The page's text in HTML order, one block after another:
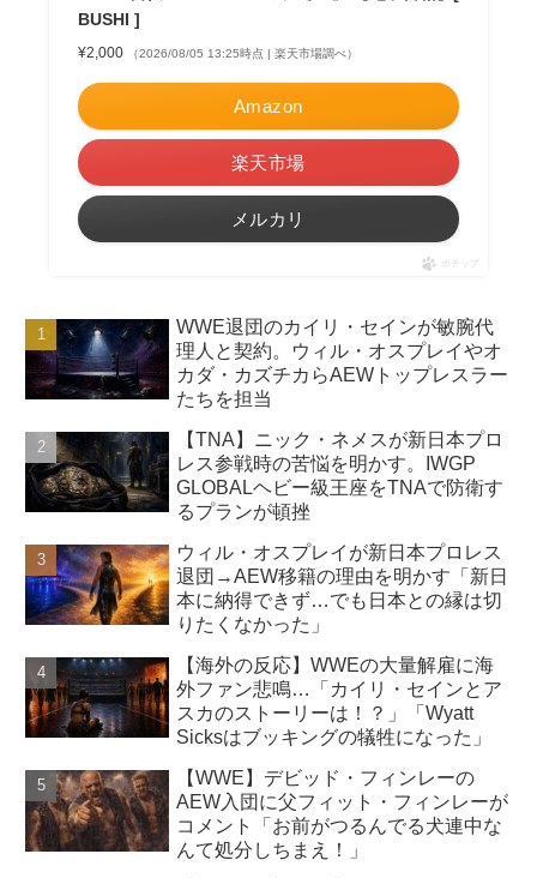
BUSHI ]
¥2,000 （2026/08/05 13:25時点 | 楽天市場調べ）
Amazon
楽天市場
メルカリ
ポチップ
WWE退団のカイリ・セインが敏腕代
理人と契約。ウィル・オスプレイやオ
カダ・カズチカらAEWトップレスラー
たちを担当
【TNA】ニック・ネメスが新日本プロ
レス参戦時の苦悩を明かす。IWGP
GLOBALヘビー級王座をTNAで防衛す
るプランが頓挫
ウィル・オスプレイが新日本プロレス
退団→AEW移籍の理由を明かす「新日
本に納得できず…でも日本との縁は切
りたくなかった」
【海外の反応】WWEの大量解雇に海
外ファン悲鳴…「カイリ・セインとア
スカのストーリーは！？」「Wyatt
Sicksはブッキングの犠牲になった」
【WWE】デビッド・フィンレーの
AEW入団に父フィット・フィンレーが
コメント「お前がつるんでる犬連中な
んて処分しちまえ！」